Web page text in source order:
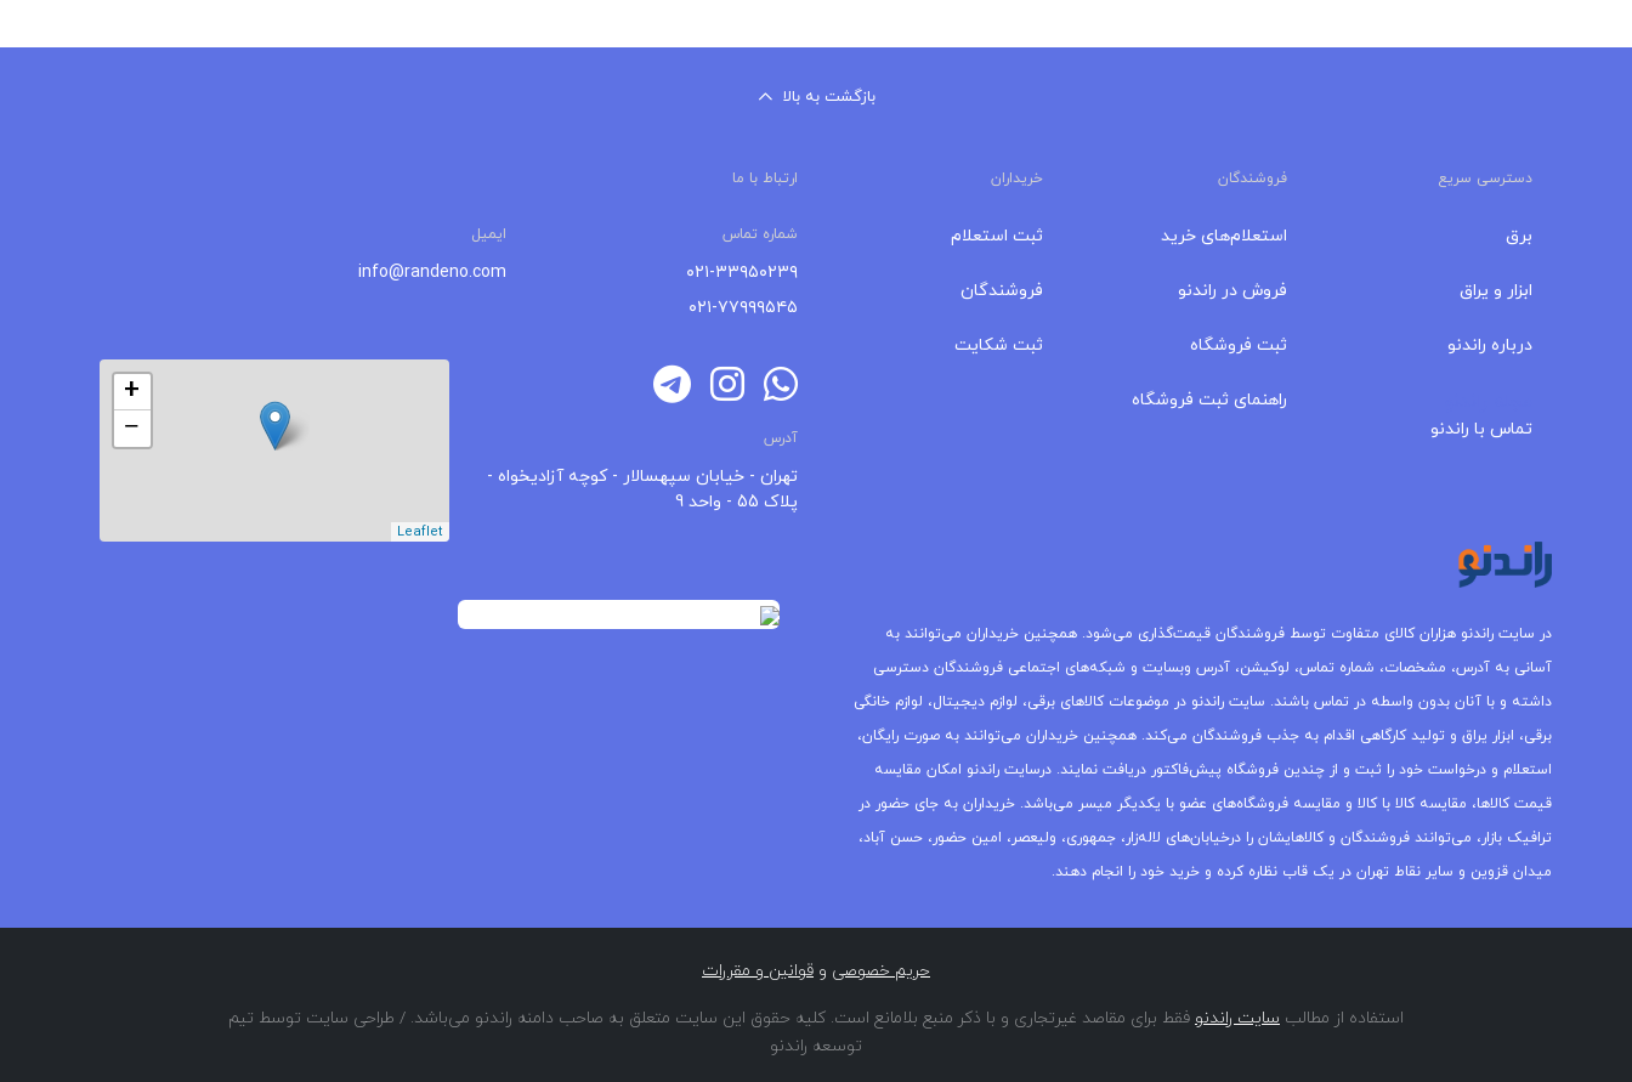
بازگشت به بالا
دسترسی سریع فروشندگان خریداران ارتباط با ما
برق
ابزار و یراق
درباره‌ راندنو
تماس با راندنو
استعلام‌های خرید
فروش در راندنو
ثبت فروشگاه
راهنمای ثبت فروشگاه
ثبت استعلام
فروشندگان
ثبت شکایت
شماره تماس ایمیل
۰۲۱-۳۳۹۵۰۲۳۹
۰۲۱-۷۷۹۹۹۵۴۵
info@randeno.com
آدرس
تهران - خیابان سپهسالار - کوچه آزادیخواه -
پلاک 55 - واحد 9
+
−
Leaflet
در سایت راندنو هزاران کالای متفاوت توسط فروشندگان قیمت‌گذاری می‌شود. همچنین خریداران می‌توانند به
آسانی به آدرس، مشخصات، شماره تماس، لوکیشن، آدرس وبسایت و شبکه‌های اجتماعی فروشندگان دسترسی
داشته و با آنان بدون واسطه در تماس باشند. سایت راندنو در موضوعات کالاهای برقی، لوازم دیجیتال، لوازم خانگی
برقی، ابزار یراق و تولید کارگاهی اقدام به جذب فروشندگان می‌کند. همچنین خریداران می‌توانند به صورت رایگان،
استعلام و درخواست خود را ثبت و از چندین فروشگاه پیش‌فاکتور دریافت نمایند. درسایت راندنو امکان مقایسه
قیمت کالاها، مقایسه کالا با کالا و مقایسه فروشگاه‌های عضو با یکدیگر میسر می‌باشد. خریداران به جای حضور در
ترافیک بازار، می‌توانند فروشندگان و کالاهایشان را درخیابان‌های لاله‌زار، جمهوری، ولیعصر، امین حضور، حسن آباد،
میدان قزوین و سایر نقاط تهران در یک قاب نظاره کرده و خرید خود را انجام دهند.
حریم خصوصی و قوانین و مقررات
استفاده از مطالب سایت راندنو فقط برای مقاصد غیرتجاری و با ذکر منبع بلامانع است. کلیه حقوق این سایت متعلق به صاحب دامنه راندنو می‌باشد. / طراحی سایت توسط تیم
توسعه راندنو